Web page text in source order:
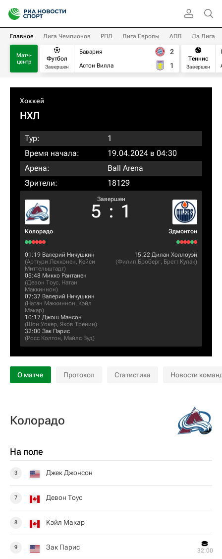
Главное Лига Чемпионов РПЛ Лига Европы АПЛ Ла Лига
Матч-
центр
Футбол
Завершен
Бавария
Астон Вилла
2
1
Теннис
Завершен
Хоккей
НХЛ
Тур:
1
Время начала:
19.04.2024 в 04:30
Арена:
Ball Arena
Зрители:
18129
Колорадо
Завершен
5 : 1
Эдмонтон
01:19 Валерий Ничушкин
(Арттури Лехконен, Кейси
Миттельштадт)
05:48 Микко Рантанен
(Девон Тоус, Натан
Маккиннон)
07:37 Валерий Ничушкин
(Натан Маккиннон, Кэйл
Макар)
10:17 Джош Мэнсон
(Шон Уокер, Яков Тренин)
32:00 Зак Парис
(Росс Колтон, Майлс Вуд)
15:22 Дилан Холлоуэй
(Филип Броберг, Бретт Кулак)
О матче Протокол Статистика Новости
Колорадо
На поле
3 Джек Джонсон
7 Девон Тоус
8 Кэйл Макар
9 Зак Парис 32:00